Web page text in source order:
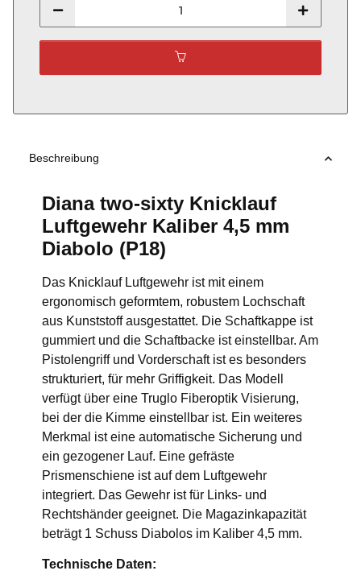
Beschreibung
Diana two-sixty Knicklauf
Luftgewehr Kaliber 4,5 mm
Diabolo (P18)
Das Knicklauf Luftgewehr ist mit einem
ergonomisch geformtem, robustem Lochschaft
aus Kunststoff ausgestattet. Die Schaftkappe ist
gummiert und die Schaftbacke ist einstellbar. Am
Pistolengriff und Vorderschaft ist es besonders
strukturiert, für mehr Griffigkeit. Das Modell
verfügt über eine Truglo Fiberoptik Visierung,
bei der die Kimme einstellbar ist. Ein weiteres
Merkmal ist eine automatische Sicherung und
ein gezogener Lauf. Eine gefräste
Prismenschiene ist auf dem Luftgewehr
integriert. Das Gewehr ist für Links- und
Rechtshänder geeignet. Die Magazinkapazität
beträgt 1 Schuss Diabolos im Kaliber 4,5 mm.
Technische Daten: